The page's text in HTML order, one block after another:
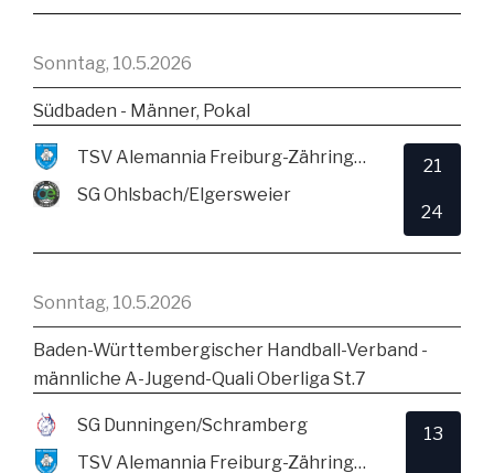
Sonntag, 10.5.2026
Südbaden - Männer, Pokal
TSV Alemannia Freiburg-Zähringen
SG Ohlsbach/Elgersweier
21
24
Sonntag, 10.5.2026
Baden-Württembergischer Handball-Verband -
männliche A-Jugend-Quali Oberliga St.7
SG Dunningen/Schramberg
TSV Alemannia Freiburg-Zähringen
13